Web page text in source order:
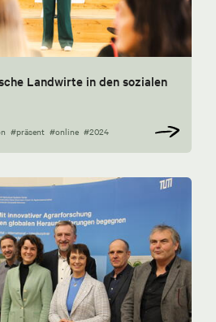
Landwirte in den sozialen
#präsent #online #2024